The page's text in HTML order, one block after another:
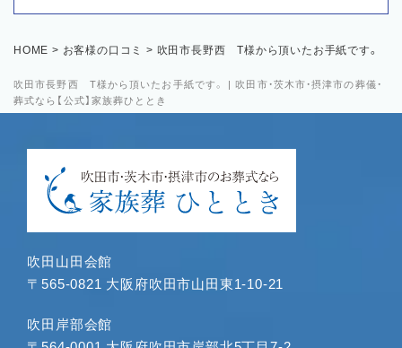
吹田市長野西 T様から頂いたお手紙です。 | 吹田市・茨木市・摂津市の葬儀・
葬式なら【公式】家族葬ひととき
HOME > お客様の口コミ > 吹田市長野西 T様から頂いたお手紙です。
吹田山田会館
〒565-0821 大阪府吹田市山田東1-10-21
吹田岸部会館